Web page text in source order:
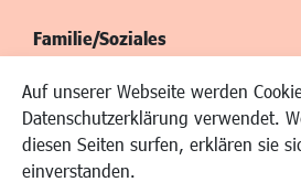
Auf unserer Webseite werden
Datenschutzerklärung verwendet.
diesen Seiten surfen, erklären sie
einverstanden.
Familie/Soziales
Kinderbetreuung
Kinder und Jugend
Institutionen für Familien
Frauen